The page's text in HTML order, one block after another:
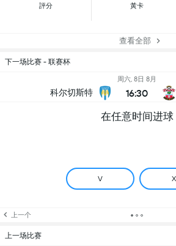
評分 黃卡
查看全部
下一场比赛 - 联赛杯
科尔切斯特
周六, 8日 8月
16:30
在任意时间进球
V X
上一个
上一场比赛